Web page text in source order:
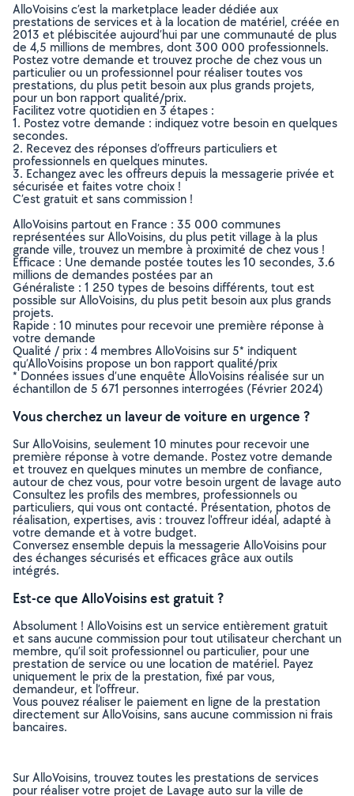
AlloVoisins c’est la marketplace leader dédiée aux
prestations de services et à la location de matériel, créée en
2013 et plébiscitée aujourd’hui par une communauté de plus
de 4,5 millions de membres, dont 300 000 professionnels.
Postez votre demande et trouvez proche de chez vous un
particulier ou un professionnel pour réaliser toutes vos
prestations, du plus petit besoin aux plus grands projets,
pour un bon rapport qualité/prix.
Facilitez votre quotidien en 3 étapes :
1. Postez votre demande : indiquez votre besoin en quelques
secondes.
2. Recevez des réponses d’offreurs particuliers et
professionnels en quelques minutes.
3. Echangez avec les offreurs depuis la messagerie privée et
sécurisée et faites votre choix !
C’est gratuit et sans commission !
AlloVoisins partout en France : 35 000 communes
représentées sur AlloVoisins, du plus petit village à la plus
grande ville, trouvez un membre à proximité de chez vous !
Efficace : Une demande postée toutes les 10 secondes, 3.6
millions de demandes postées par an
Généraliste : 1 250 types de besoins différents, tout est
possible sur AlloVoisins, du plus petit besoin aux plus grands
projets.
Rapide : 10 minutes pour recevoir une première réponse à
votre demande
Qualité / prix : 4 membres AlloVoisins sur 5* indiquent
qu’AlloVoisins propose un bon rapport qualité/prix
* Données issues d’une enquête AlloVoisins réalisée sur un
échantillon de 5 671 personnes interrogées (Février 2024)
Vous cherchez un laveur de voiture en urgence ?
Sur AlloVoisins, seulement 10 minutes pour recevoir une
première réponse à votre demande. Postez votre demande
et trouvez en quelques minutes un membre de confiance,
autour de chez vous, pour votre besoin urgent de lavage auto
Consultez les profils des membres, professionnels ou
particuliers, qui vous ont contacté. Présentation, photos de
réalisation, expertises, avis : trouvez l'offreur idéal, adapté à
votre demande et à votre budget.
Conversez ensemble depuis la messagerie AlloVoisins pour
des échanges sécurisés et efficaces grâce aux outils
intégrés.
Est-ce que AlloVoisins est gratuit ?
Absolument ! AlloVoisins est un service entièrement gratuit
et sans aucune commission pour tout utilisateur cherchant un
membre, qu’il soit professionnel ou particulier, pour une
prestation de service ou une location de matériel. Payez
uniquement le prix de la prestation, fixé par vous,
demandeur, et l’offreur.
Vous pouvez réaliser le paiement en ligne de la prestation
directement sur AlloVoisins, sans aucune commission ni frais
bancaires.
Sur AlloVoisins, trouvez toutes les prestations de services
pour réaliser votre projet de Lavage auto sur la ville de